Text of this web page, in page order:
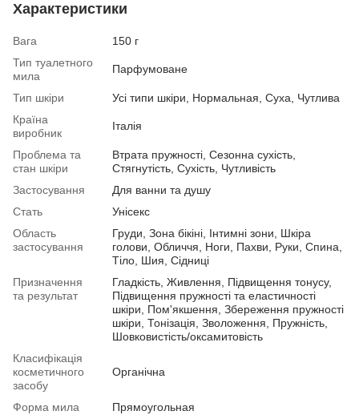
Характеристики
Вага
150 г
Тип туалетного
мила
Парфумоване
Тип шкіри
Усі типи шкіри, Нормальная, Суха, Чутлива
Країна
виробник
Італія
Проблема та
стан шкіри
Втрата пружності, Сезонна сухість,
Стягнутість, Сухість, Чутливість
Застосування
Для ванни та душу
Стать
Унісекс
Область
застосування
Груди, Зона бікіні, Інтимні зони, Шкіра
голови, Обличчя, Ноги, Пахви, Руки, Спина,
Тіло, Шия, Сідниці
Призначення
та результат
Гладкість, Живлення, Підвищення тонусу,
Підвищення пружності та еластичності
шкіри, Пом'якшення, Збереження пружності
шкіри, Тонізація, Зволоження, Пружність,
Шовковистість/оксамитовість
Класифікація
косметичного
засобу
Органічна
Форма мила
Прямоугольная